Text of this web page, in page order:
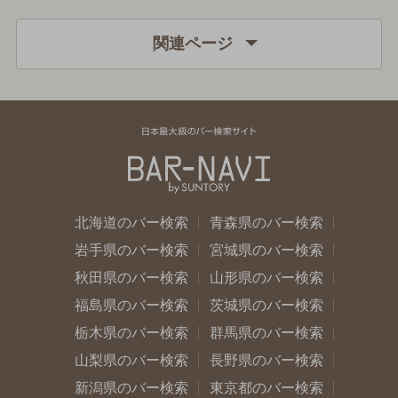
関連ページ
北海道のバー検索
青森県のバー検索
岩手県のバー検索
宮城県のバー検索
秋田県のバー検索
山形県のバー検索
福島県のバー検索
茨城県のバー検索
栃木県のバー検索
群馬県のバー検索
山梨県のバー検索
長野県のバー検索
新潟県のバー検索
東京都のバー検索